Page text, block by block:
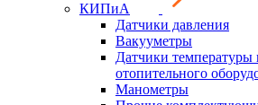
КИПиА
Датчики давления
Вакууметры
Датчики температуры
отопительного
Манометры